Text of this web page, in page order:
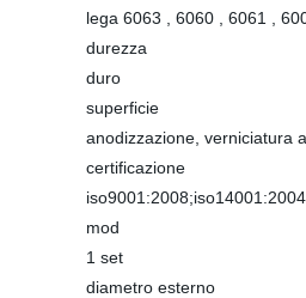
lega 6063 , 6060 , 6061 ,
durezza
duro
superficie
anodizzazione, verniciatura
certificazione
mod
1 set
diametro esterno